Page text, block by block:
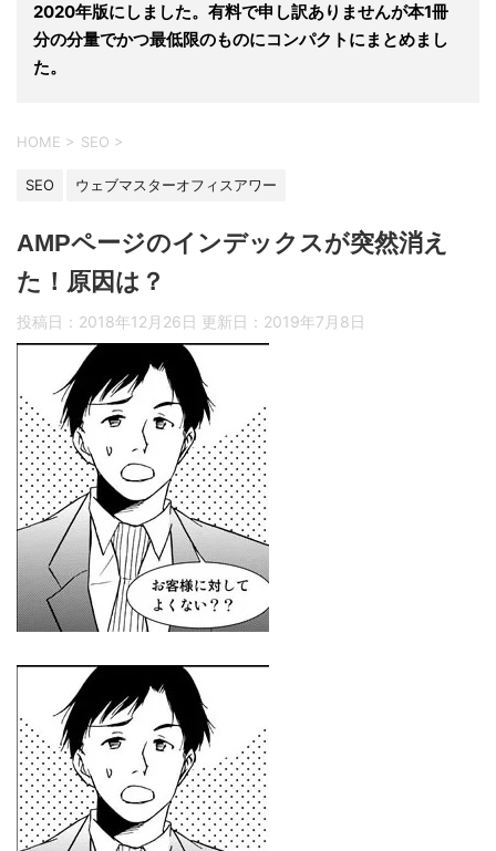
2020年版にしました。有料で申し訳ありませんが本1冊
分の分量でかつ最低限のものにコンパクトにまとめまし
た。
HOME > SEO >
SEO ウェブマスターオフィスアワー
AMPページのインデックスが突然消え
た！原因は？
投稿日：2018年12月26日 更新日： 2019年7月8日